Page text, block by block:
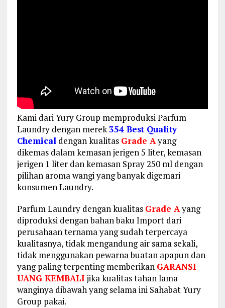
Kami dari Yury Group memproduksi Parfum
Laundry dengan merek354 Best Quality
Chemicaldengan kualitas Grade Ayang
dikemas dalam kemasan jerigen 5 liter, kemasan
jerigen 1 liter dan kemasan Spray 250 ml dengan
pilihan aroma wangi yang banyak digemari
konsumen Laundry.
Parfum Laundry dengan kualitas Grade Ayang
diproduksi dengan bahan baku Import dari
perusahaan ternama yang sudah terpercaya
kualitasnya, tidak mengandung air sama sekali,
tidak menggunakan pewarna buatan apapun dan
yang paling terpenting memberikan GARANSI
UANG KEMBALI jika kualitas tahan lama
wanginya dibawah yang selama ini Sahabat Yury
Group pakai.